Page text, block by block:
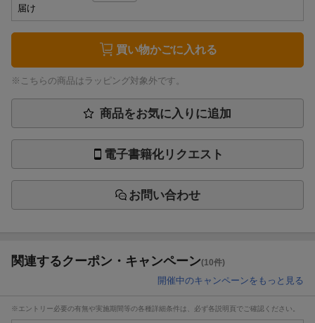
届け
買い物かごに入れる
※こちらの商品はラッピング対象外です。
商品をお気に入りに追加
電子書籍化リクエスト
お問い合わせ
関連するクーポン・キャンペーン(10件)
開催中のキャンペーンをもっと見る
※エントリー必要の有無や実施期間等の各種詳細条件は、必ず各説明頁でご確認ください。